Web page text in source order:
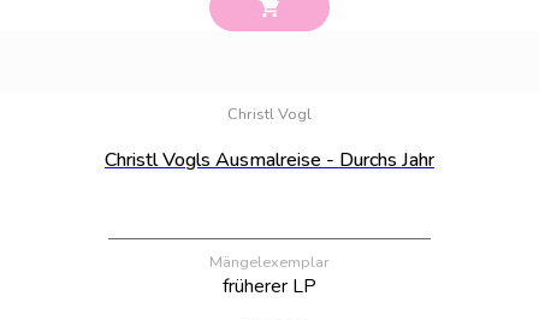
Christl Vogl
Christl Vogls Ausmalreise - Durchs Jahr
Mängelexemplar
früherer LP